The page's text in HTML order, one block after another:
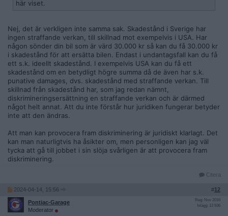
här viset.
Nej, det är verkligen inte samma sak. Skadestånd i Sverige har
ingen straffande verkan, till skillnad mot exempelvis i USA. Har
någon sönder din bil som är värd 30.000 kr så kan du få 30.000 kr
i skadestånd för att ersätta bilen. Endast i undantagsfall kan du få
ett s.k. ideellt skadestånd. I exempelvis USA kan du få ett
skadestånd om en betydligt högre summa då de även har s.k.
punative damages, dvs. skadestånd med straffande verkan. Till
skillnad från skadestånd har, som jag redan nämnt,
diskrimineringsersättning en straffande verkan och är därmed
något helt annat. Att du inte förstår hur juridiken fungerar betyder
inte att den ändras.
Att man kan provocera fram diskriminering är juridiskt klarlagt. Det
kan man naturligtvis ha åsikter om, men personligen kan jag väl
tycka att gå till jobbet i sin slöja svårligen är att provocera fram
diskriminering.
Citera
2024-04-14, 15:56 #12
Pontiac-Garage
Moderator
Reg: Nov 2016
Inlägg: 13 936